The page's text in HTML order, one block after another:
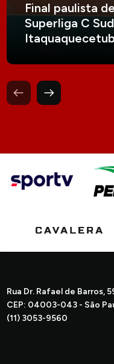
Final paulista
Superliga C
Rua Dr. Rafael de Barros,
CEP: 04003-043 - São
(11) 3053-9560